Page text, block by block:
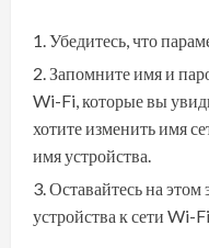
Убедитесь, что
Запомните имя и
Wi-Fi, которые вы
хотите изменить имя
имя устройства.
Оставайтесь на
устройства к сети Wi-